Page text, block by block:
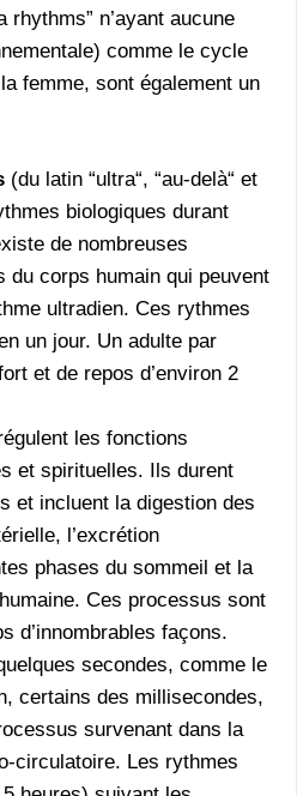
n’ayant aucune
comme le cycle
femme, sont également un
(du latin “ultra“, “au-delà“ et
biologiques durant
de nombreuses
du corps humain qui peuvent
ultradien. Ces rythmes
un jour. Un adulte par
et de repos d’environ 2
les fonctions
et spirituelles. Ils durent
et incluent la digestion des
l’excrétion
phases du sommeil et la
Ces processus sont
d’innombrables façons.
secondes, comme le
certains des millisecondes,
survenant dans la
circulatoire. Les rythmes